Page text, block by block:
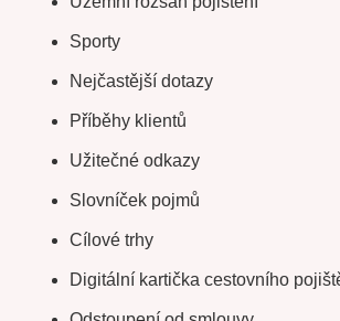
Sporty
Nejčastější dotazy
Příběhy klientů
Užitečné odkazy
Slovníček pojmů
Cílové trhy
Digitální kartička cestovního